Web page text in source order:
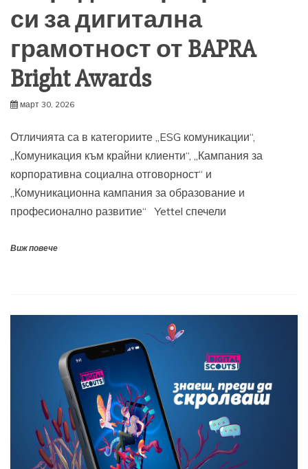
си за дигитална
грамотност от BAPRA
Bright Awards
март 30, 2026
Отличията са в категориите „ESG комуникации“,
„Комуникация към крайни клиенти“, „Кампания за
корпоративна социална отговорност“ и
„Комуникационна кампания за образование и
професионално развитие“ Yettel спечели
Виж повече